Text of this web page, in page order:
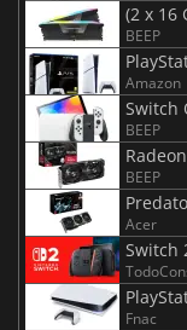
BEEP
Amazon
Switch
BEEP
BEEP
Acer
Switch
Fnac